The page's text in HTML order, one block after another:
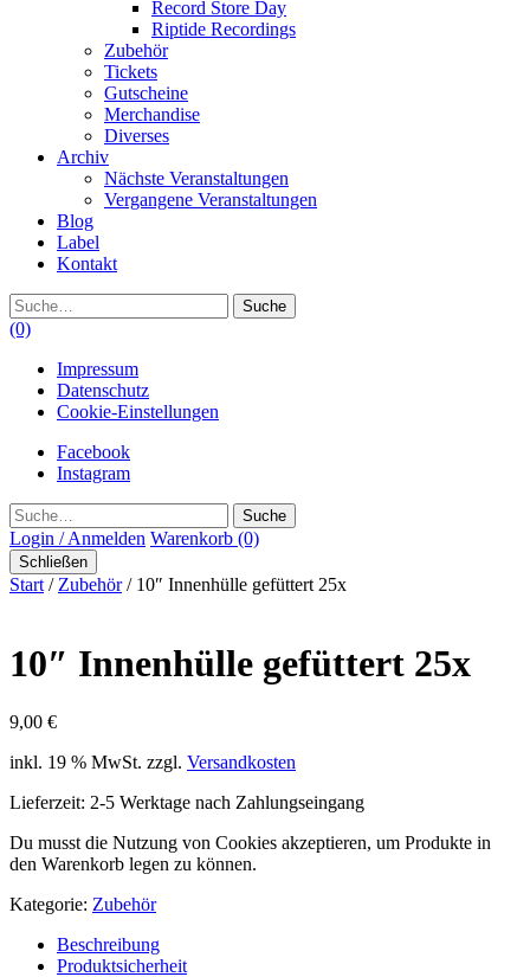
Record Store Day
Riptide Recordings
Zubehör
Tickets
Gutscheine
Merchandise
Diverses
Archiv
Nächste Veranstaltungen
Vergangene Veranstaltungen
Blog
Label
Kontakt
Suche
(0)
Impressum
Datenschutz
Cookie-Einstellungen
Facebook
Instagram
Suche
Login / Anmelden Warenkorb (0)
Schließen
Start / Zubehör/ 10″ Innenhülle gefüttert 25x
10″ Innenhülle gefüttert 25x
9,00 €
inkl. 19 % MwSt. zzgl. Versandkosten
Lieferzeit: 2-5 Werktage nach Zahlungseingang
Du musst die Nutzung von Cookies akzeptieren, um Produkte in
den Warenkorb legen zu können.
Kategorie: Zubehör
Beschreibung
Produktsicherheit